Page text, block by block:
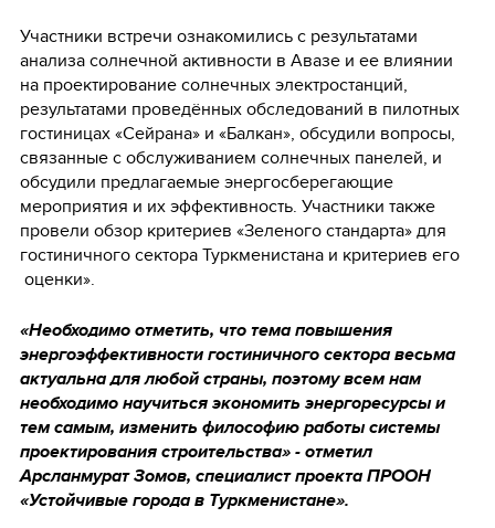
Участники встречи ознакомились с результатами
анализа солнечной активности в Авазе и ее влиянии
на проектирование солнечных электростанций,
результатами проведённых обследований в пилотных
гостиницах «Сейрана» и «Балкан», обсудили вопросы,
связанные с обслуживанием солнечных панелей, и
обсудили предлагаемые энергосберегающие
мероприятия и их эффективность. Участники также
провели обзор критериев «Зеленого стандарта» для
гостиничного сектора Туркменистана и критериев его
оценки».
«Необходимо отметить, что тема повышения
энергоэффективности гостиничного сектора весьма
актуальна для любой страны, поэтому всем нам
необходимо научиться экономить энергоресурсы и
тем самым, изменить философию работы системы
проектирования строительства» - отметил
Арсланмурат Зомов, специалист проекта ПРООН
«Устойчивые города в Туркменистане».